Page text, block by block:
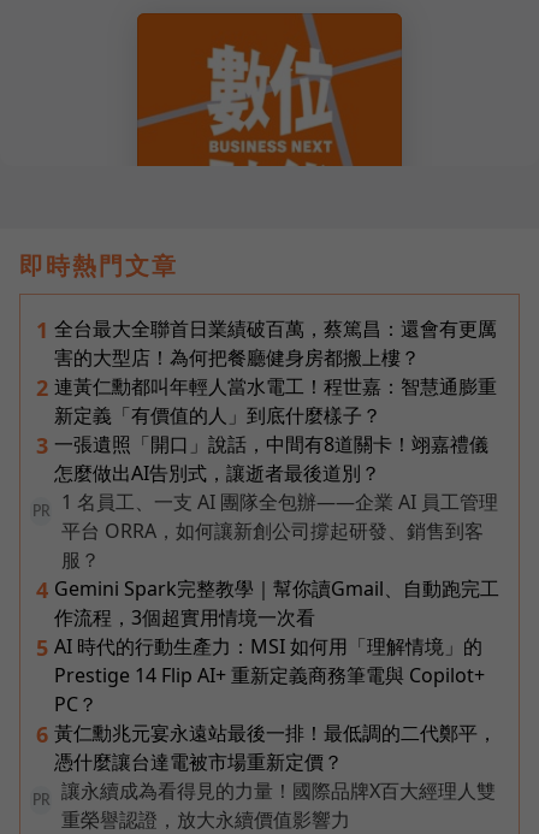
即時熱門文章
1 全台最大全聯首日業績破百萬，蔡篤昌：還會有更厲
害的大型店！為何把餐廳健身房都搬上樓？
2 連黃仁勳都叫年輕人當水電工！程世嘉：智慧通膨重
新定義「有價值的人」到底什麼樣子？
3 一張遺照「開口」說話，中間有8道關卡！翊嘉禮儀
怎麼做出AI告別式，讓逝者最後道別？
PR
1 名員工、一支 AI 團隊全包辦——企業 AI 員工管理
平台 ORRA，如何讓新創公司撐起研發、銷售到客
服？
4 Gemini Spark完整教學｜幫你讀Gmail、自動跑完工
作流程，3個超實用情境一次看
5 AI 時代的行動生產力：MSI 如何用「理解情境」的
Prestige 14 Flip AI+ 重新定義商務筆電與 Copilot+
PC？
6 黃仁勳兆元宴永遠站最後一排！最低調的二代鄭平，
憑什麼讓台達電被市場重新定價？
PR
讓永續成為看得見的力量！國際品牌X百大經理人雙
重榮譽認證，放大永續價值影響力